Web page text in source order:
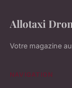
Allotaxi
Votre magazine
NAVIGATION